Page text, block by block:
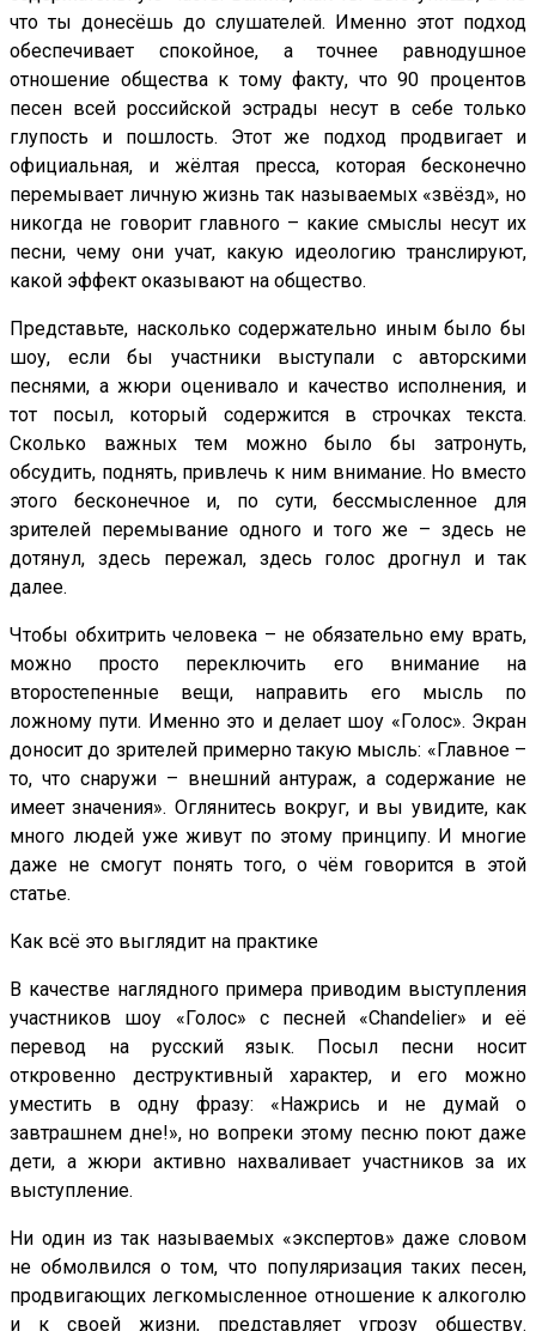
что ты донесёшь до слушателей. Именно этот подход
обеспечивает спокойное, а точнее равнодушное
отношение общества к тому факту, что 90 процентов
песен всей российской эстрады несут в себе только
глупость и пошлость. Этот же подход продвигает и
официальная, и жёлтая пресса, которая бесконечно
перемывает личную жизнь так называемых «звёзд», но
никогда не говорит главного – какие смыслы несут их
песни, чему они учат, какую идеологию транслируют,
какой эффект оказывают на общество.
Представьте, насколько содержательно иным было бы
шоу, если бы участники выступали с авторскими
песнями, а жюри оценивало и качество исполнения, и
тот посыл, который содержится в строчках текста.
Сколько важных тем можно было бы затронуть,
обсудить, поднять, привлечь к ним внимание. Но вместо
этого бесконечное и, по сути, бессмысленное для
зрителей перемывание одного и того же – здесь не
дотянул, здесь пережал, здесь голос дрогнул и так
далее.
Чтобы обхитрить человека – не обязательно ему врать,
можно просто переключить его внимание на
второстепенные вещи, направить его мысль по
ложному пути. Именно это и делает шоу «Голос». Экран
доносит до зрителей примерно такую мысль: «Главное –
то, что снаружи – внешний антураж, а содержание не
имеет значения». Оглянитесь вокруг, и вы увидите, как
много людей уже живут по этому принципу. И многие
даже не смогут понять того, о чём говорится в этой
статье.
Как всё это выглядит на практике
В качестве наглядного примера приводим выступления
участников шоу «Голос» с песней «Chandelier» и её
перевод на русский язык. Посыл песни носит
откровенно деструктивный характер, и его можно
уместить в одну фразу: «Нажрись и не думай о
завтрашнем дне!», но вопреки этому песню поют даже
дети, а жюри активно нахваливает участников за их
выступление.
Ни один из так называемых «экспертов» даже словом
не обмолвился о том, что популяризация таких песен,
продвигающих легкомысленное отношение к алкоголю
и к своей жизни, представляет угрозу обществу.